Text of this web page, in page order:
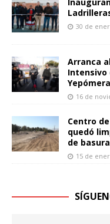
30 de
Arranca
Intensivo
Yepómera
16 de
Centro
quedó
de
15 de